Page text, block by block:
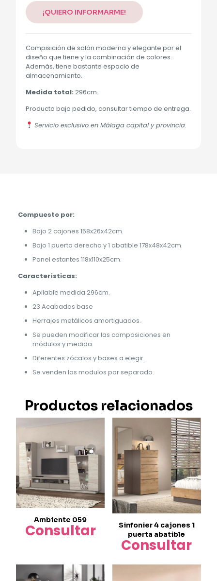
¡QUIERO INFORMARME!
Compisición de salón moderna y elegante por el
diseño que tiene y la combinación de colores.
Además, tiene bastante espacio de
almacenamiento.
Medida total: 296cm.
Producto bajo pedido, consultar tiempo de entrega.
Servicio exclusivo en Málaga capital y provincia.
Compuesto por:
Bajo 2 cajones 158x26x42cm.
Bajo 1 puerta derecha y 1 abatible 178x48x42cm.
Panel estantes 118x110x25cm.
Características:
Apilable medida 296cm.
23 Acabados base
Herrajes metálicos amortiguados.
Se pueden modificar las composiciones en
módulos y medida.
Diferentes zócalos y bases a elegir.
Se venden los modulos por separado.
Productos relacionados
Ambiente 059
Consultar
Sinfonier 4 cajones 1
puerta abatible
Consultar
tiene